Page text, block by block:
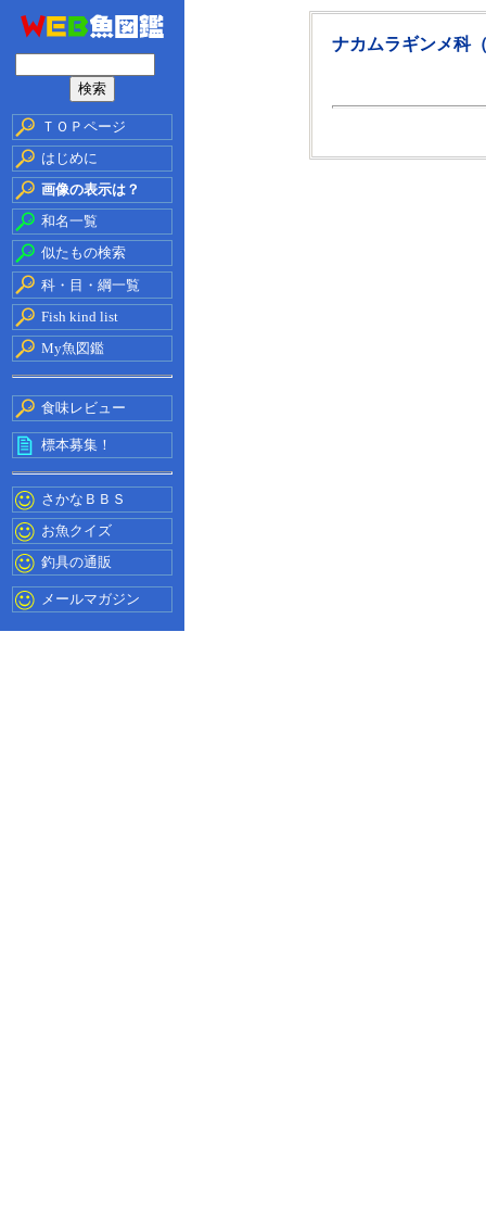
ＴＯＰページ
はじめに
画像の表示は？
和名一覧
似たもの検索
科・目・綱一覧
Fish kind list
My魚図鑑
食味レビュー
標本募集！
さかなＢＢＳ
お魚クイズ
釣具の通販
メールマガジン
ナカムラギンメ科